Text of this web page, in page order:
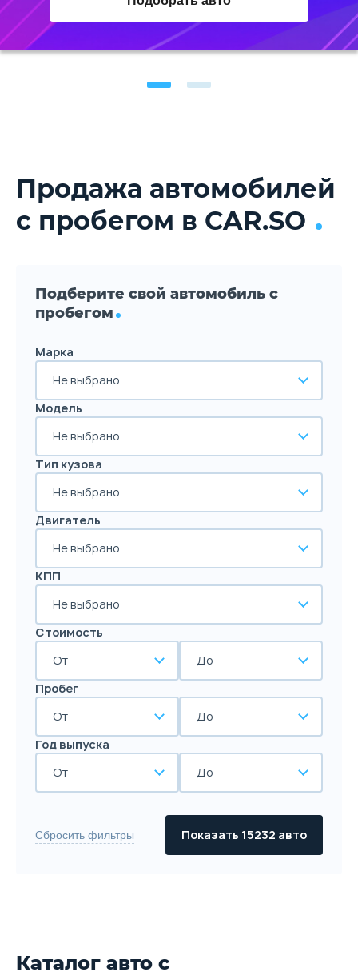
Продажа автомобилей
с пробегом в CAR.SO
Подберите свой автомобиль с
пробегом
Марка
Не выбрано
Модель
Не выбрано
Тип кузова
Не выбрано
Двигатель
Не выбрано
КПП
Не выбрано
Стоимость
От
До
Пробег
От
До
Год выпуска
От
До
Сбросить фильтры Показать 15232 авто
Каталог авто с